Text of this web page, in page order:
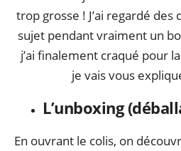
trop grosse ! J’ai regardé des
sujet pendant vraiment un
j’ai finalement craqué pour
je vais vous
L’unboxing
En ouvrant le colis, on